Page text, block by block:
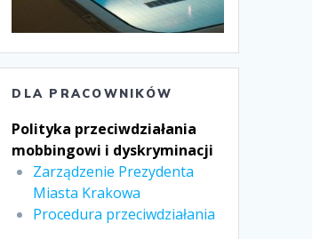
DLA PRACOWNIKÓW
Polityka przeciwdziałania
mobbingowi i dyskryminacji
Zarządzenie Prezydenta
Miasta Krakowa
Procedura przeciwdziałania